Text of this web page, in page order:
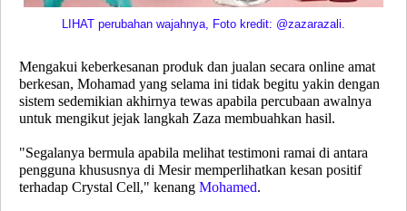
LIHAT perubahan wajahnya, Foto kredit: @zazarazali.
Mengakui keberkesanan produk dan jualan secara online amat
berkesan, Mohamad yang selama ini tidak begitu yakin dengan
sistem sedemikian akhirnya tewas apabila percubaan awalnya
untuk mengikut jejak langkah Zaza membuahkan hasil.
"Segalanya bermula apabila melihat testimoni ramai di antara
pengguna khususnya di Mesir memperlihatkan kesan positif
terhadap Crystal Cell," kenang Mohamed.